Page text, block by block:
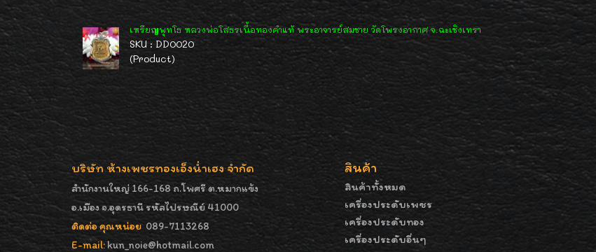
เหรียญพุทโธ หลวงพ่อโสธรเนื้อทองคำแท้ พระอาจารย์สมชาย วัดโพรงอากาศ จ.ฉะเชิงเทรา
SKU : DD0020
(Product)
บริษัท ห้างเพชรทองเอ็งน่ำเฮง จำกัด
สำนักงานใหญ่ 166-168 ถ.โพศรี ต.หมากแข้ง
อ.เมือง จ.อุดรธานี รหัสไปรษณีย์ 41000
ติดต่อ คุณหน่อย 089-7113268
E-mail:kun_noie@hotmail.com
สินค้า
สินค้าทั้งหมด
เครื่องประดับเพชร
เครื่องประดับทอง
เครื่องประดับอื่นๆ